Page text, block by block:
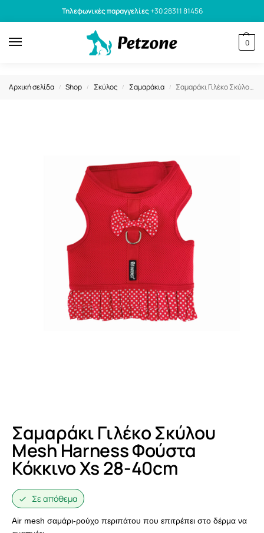
Τηλεφωνικές παραγγελίες+30 28311 81456
0
Αρχική σελίδα / Shop / Σκύλος / Σαμαράκια / Σαμαράκι Γιλέκο Σκύλου Mesh Harness Φούστα Κόκκινο Xs 28-40cm
Σαμαράκι Γιλέκο Σκύλου
Mesh Harness Φούστα
Κόκκινο Xs 28-40cm
Σε απόθεμα
Air mesh σαμάρι-ρούχο περιπάτου που επιτρέπει στο δέρμα να